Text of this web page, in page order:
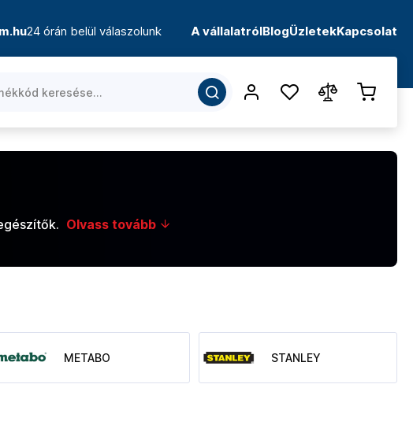
24 órán belül válaszolunk A vállalatrólBlogÜzletekKapcsolat
Olvass tovább
METABO STANLEY